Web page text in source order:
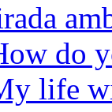
do
life